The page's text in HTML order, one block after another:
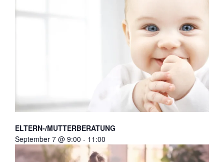
ELTERN-/MUTTERBERATUNG
September 7 @ 9:00 - 11:00